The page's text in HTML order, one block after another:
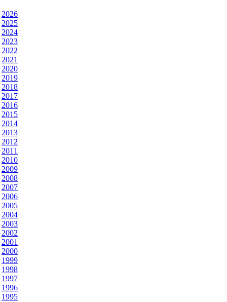
2026
2025
2024
2023
2022
2021
2020
2019
2018
2017
2016
2015
2014
2013
2012
2011
2010
2009
2008
2007
2006
2005
2004
2003
2002
2001
2000
1999
1998
1997
1996
1995